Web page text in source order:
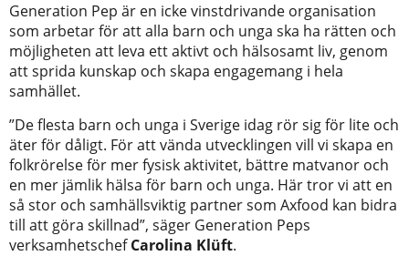
Generation Pep är en icke vinstdrivande organisation
som arbetar för att alla barn och unga ska ha rätten och
möjligheten att leva ett aktivt och hälsosamt liv, genom
att sprida kunskap och skapa engagemang i hela
samhället.
”De flesta barn och unga i Sverige idag rör sig för lite och
äter för dåligt. För att vända utvecklingen vill vi skapa en
folkrörelse för mer fysisk aktivitet, bättre matvanor och
en mer jämlik hälsa för barn och unga. Här tror vi att en
så stor och samhällsviktig partner som Axfood kan bidra
till att göra skillnad”, säger Generation Peps
verksamhetschefCarolina Klüft.